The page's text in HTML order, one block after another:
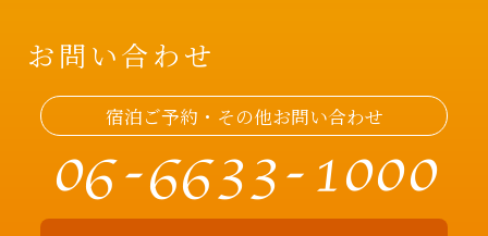
お問い合わせ
宿泊ご予約・その他お問い合わせ
06-6633-1000